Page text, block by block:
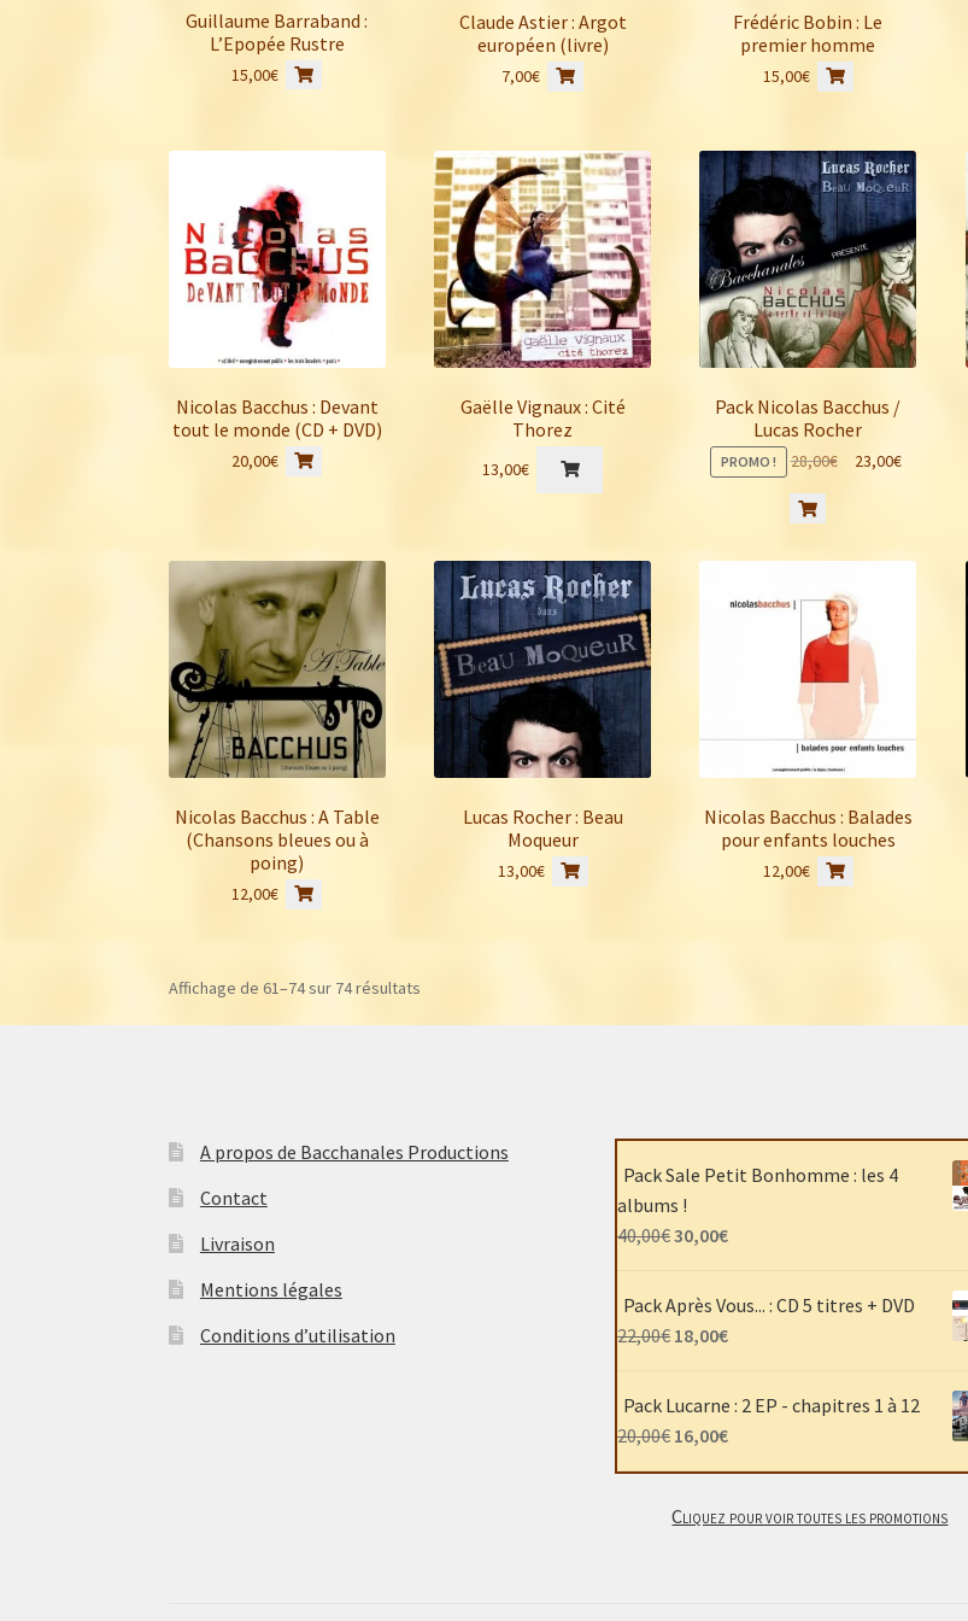
Guillaume Barraband :
L’Epopée Rustre
15,00€
Claude Astier : Argot
européen (livre)
7,00€
Frédéric Bobin : Le
premier homme
15,00€
Nicolas Bacchus : Devant
tout le monde (CD + DVD)
20,00€
Gaëlle Vignaux : Cité
Thorez
13,00€
Pack Nicolas Bacchus /
Lucas Rocher
PROMO ! 28,00€
Le
28,00€.
23,00€
23,00€.
Nicolas Bacchus : A Table
(Chansons bleues ou à
poing)
12,00€
Lucas Rocher : Beau
Moqueur
13,00€
Nicolas Bacchus : Balades
pour enfants louches
12,00€
Affichage de 61–74 sur 74 résultats
ancien
A propos de Bacchanales Productions
Contact
Livraison
Mentions légales
Conditions d’utilisation
Pack Sale Petit Bonhomme : les 4
albums !
40,00€Le
initial
était :
30,00€Le
actuel
Pack Après Vous... : CD 5 titres + DVD
22,00€ Le
était :
18,00€Le
actuel
Pack Lucarne : 2 EP - chapitres 1 à 12
20,00€ Le
était :
16,00€Le
est :
Cliquez pour voir toutes les promotions